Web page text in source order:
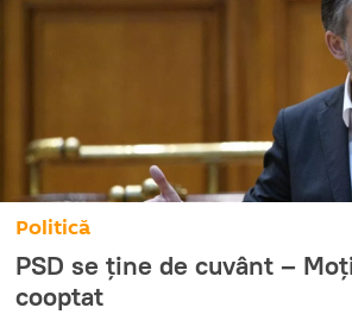
Politică
PSD se ține de cuvânt –
cooptat